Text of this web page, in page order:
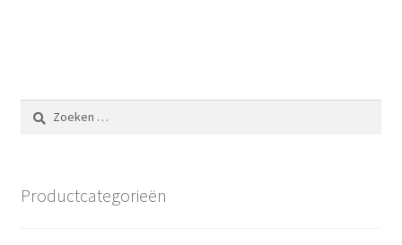
Zoeken
naar:
Productcategorieën